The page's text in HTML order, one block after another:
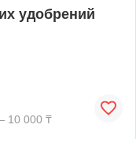
удобрений
10 000 ₸